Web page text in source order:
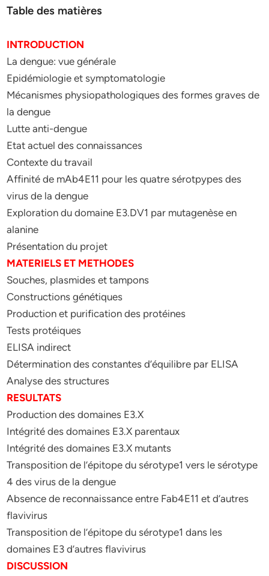
Table des matières
INTRODUCTION
La dengue: vue générale
Epidémiologie et symptomatologie
Mécanismes physiopathologiques des formes graves de
la dengue
Lutte anti-dengue
Etat actuel des connaissances
Contexte du travail
Affinité de mAb4E11 pour les quatre sérotpypes des
virus de la dengue
Exploration du domaine E3.DV1 par mutagenèse en
alanine
Présentation du projet
MATERIELS ET METHODES
Souches, plasmides et tampons
Constructions génétiques
Production et purification des protéines
Tests protéiques
ELISA indirect
Détermination des constantes d’équilibre par ELISA
Analyse des structures
RESULTATS
Production des domaines E3.X
Intégrité des domaines E3.X parentaux
Intégrité des domaines E3.X mutants
Transposition de l’épitope du sérotype1 vers le sérotype
4 des virus de la dengue
Absence de reconnaissance entre Fab4E11 et d’autres
flavivirus
Transposition de l’épitope du sérotype1 dans les
domaines E3 d’autres flavivirus
DISCUSSION